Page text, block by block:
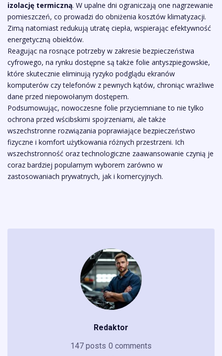
izolację termiczną. W upalne dni ograniczają one nagrzewanie
pomieszczeń, co prowadzi do obniżenia kosztów klimatyzacji.
Zimą natomiast redukują utratę ciepła, wspierając efektywność
energetyczną obiektów.
Reagując na rosnące potrzeby w zakresie bezpieczeństwa
cyfrowego, na rynku dostępne są także folie antyszpiegowskie,
które skutecznie eliminują ryzyko podglądu ekranów
komputerów czy telefonów z pewnych kątów, chroniąc wrażliwe
dane przed niepowołanym dostępem.
Podsumowując, nowoczesne folie przyciemniane to nie tylko
ochrona przed wścibskimi spojrzeniami, ale także
wszechstronne rozwiązania poprawiające bezpieczeństwo
fizyczne i komfort użytkowania różnych przestrzeni. Ich
wszechstronność oraz technologiczne zaawansowanie czynią je
coraz bardziej popularnym wyborem zarówno w
zastosowaniach prywatnych, jak i komercyjnych.
Redaktor
147 posts 0 comments